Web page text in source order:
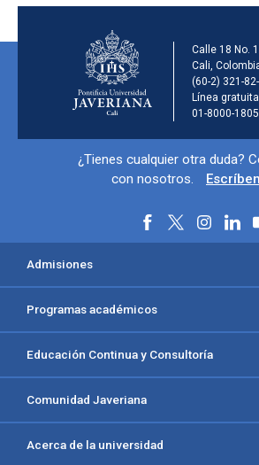
Calle 18 No.
Cali,
(60-2) 321-
Línea
01-8000-
Información y
¿Tienes cualquier otra duda?
con nosotros.
Menú principal del footer
Admisiones
Programas académicos
Educación Continua y Consultoría
Comunidad Javeriana
Acerca de la universidad